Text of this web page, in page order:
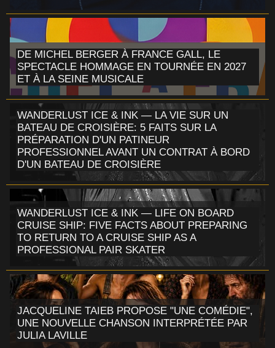
DE MICHEL BERGER À FRANCE GALL, LE
SPECTACLE HOMMAGE EN TOURNÉE EN 2027
ET À LA SEINE MUSICALE
WANDERLUST ICE & INK — LA VIE SUR UN
BATEAU DE CROISIÈRE: 5 FAITS SUR LA
PRÉPARATION D'UN PATINEUR
PROFESSIONNEL AVANT UN CONTRAT À BORD
D'UN BATEAU DE CROISIÈRE
WANDERLUST ICE & INK — LIFE ON BOARD
CRUISE SHIP: FIVE FACTS ABOUT PREPARING
TO RETURN TO A CRUISE SHIP AS A
PROFESSIONAL PAIR SKATER
JACQUELINE TAIEB PROPOSE "UNE COMÉDIE",
UNE NOUVELLE CHANSON INTERPRÉTÉE PAR
JULIA LAVILLE